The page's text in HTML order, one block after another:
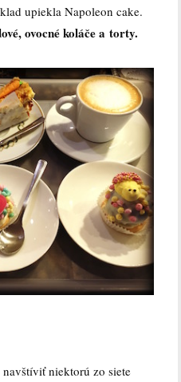
upiekla Napoleon cake.
ovocné koláče a torty.
niektorú zo siete